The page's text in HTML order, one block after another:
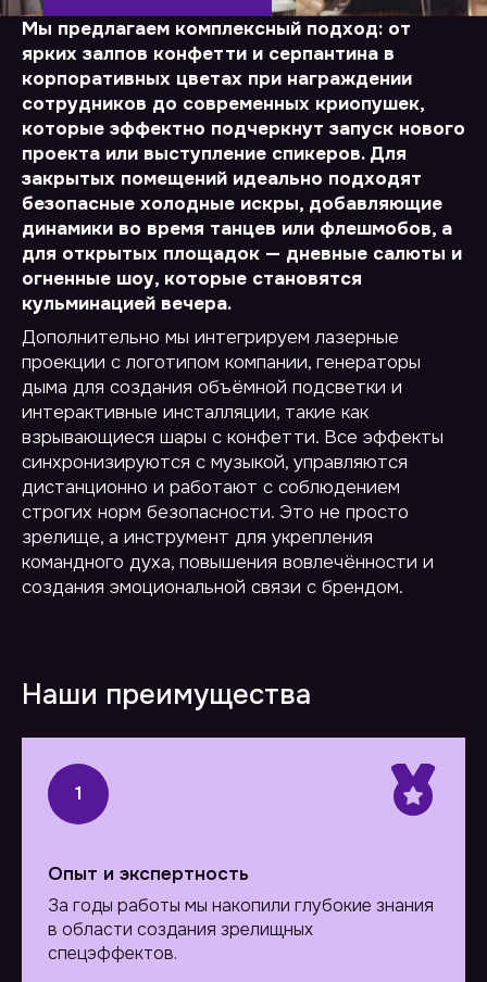
Мы предлагаем комплексный подход: от
ярких залпов конфетти и серпантина в
корпоративных цветах при награждении
сотрудников до современных криопушек,
которые эффектно подчеркнут запуск нового
проекта или выступление спикеров. Для
закрытых помещений идеально подходят
безопасные холодные искры, добавляющие
динамики во время танцев или флешмобов, а
для открытых площадок — дневные салюты и
огненные шоу, которые становятся
кульминацией вечера.
Дополнительно мы интегрируем лазерные
проекции с логотипом компании, генераторы
дыма для создания объёмной подсветки и
интерактивные инсталляции, такие как
взрывающиеся шары с конфетти. Все эффекты
синхронизируются с музыкой, управляются
дистанционно и работают с соблюдением
строгих норм безопасности. Это не просто
зрелище, а инструмент для укрепления
командного духа, повышения вовлечённости и
создания эмоциональной связи с брендом.
Наши преимущества
1
Опыт и экспертность
За годы работы мы накопили глубокие знания
в области создания зрелищных
спецэффектов.
Ваш комментарий
Отправить
Согласие на обработку персональных данных
Обратный звонок